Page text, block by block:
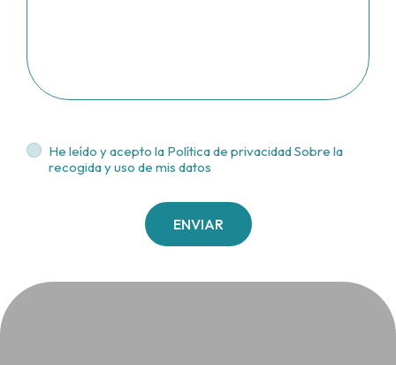
He leído y acepto la Política de privacidad Sobre la
recogida y uso de mis datos
ENVIAR